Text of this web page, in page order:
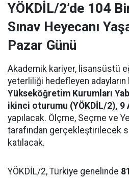
YÖKDİL/2’de 104
Sınav Heyecanı
Pazar Günü
Akademik kariyer, lisansüstü
yeterliliği hedefleyen adayların
Yükseköğretim Kurumları
ikinci oturumu (YÖKDİL/2), 9
yapılacak. Ölçme, Seçme ve
tarafından gerçekleştirilecek
katılacak.
YÖKDİL/2, Türkiye genelinde